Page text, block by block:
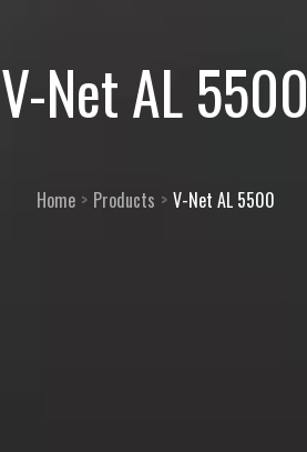
V-Net AL 5500
Home Products V-Net AL 5500